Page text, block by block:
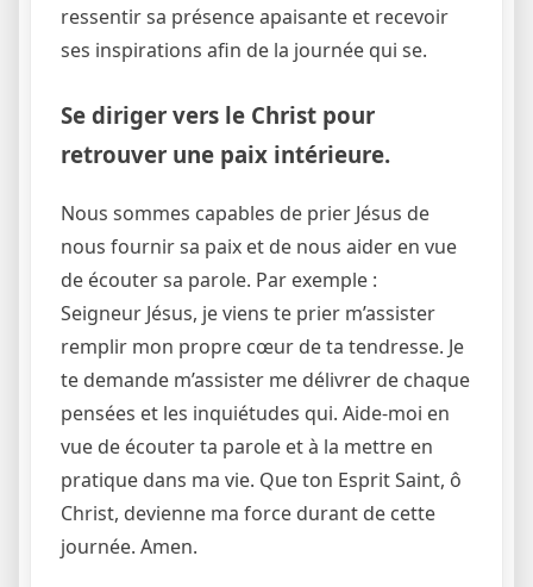
ressentir sa présence apaisante et recevoir
ses inspirations afin de la journée qui se.
Se diriger vers le Christ pour
retrouver une paix intérieure.
Nous sommes capables de prier Jésus de
nous fournir sa paix et de nous aider en vue
de écouter sa parole. Par exemple :
Seigneur Jésus, je viens te prier m’assister
remplir mon propre cœur de ta tendresse. Je
te demande m’assister me délivrer de chaque
pensées et les inquiétudes qui. Aide-moi en
vue de écouter ta parole et à la mettre en
pratique dans ma vie. Que ton Esprit Saint, ô
Christ, devienne ma force durant de cette
journée. Amen.